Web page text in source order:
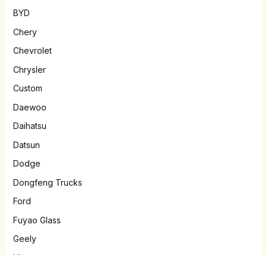
BYD
Chery
Chevrolet
Chrysler
Custom
Daewoo
Daihatsu
Datsun
Dodge
Dongfeng Trucks
Ford
Fuyao Glass
Geely